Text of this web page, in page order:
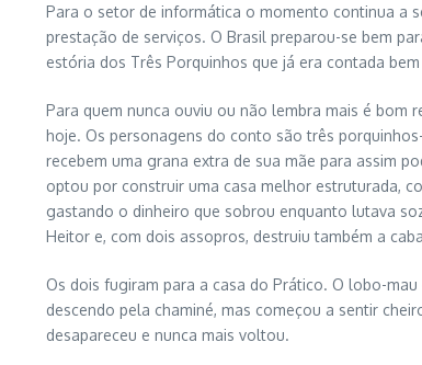
Para o setor de informática o momento continua a
prestação de serviços. O Brasil preparou-se bem
estória dos Três Porquinhos que já era contada bem
Para quem nunca ouviu ou não lembra mais é bom
hoje. Os personagens do conto são três
recebem uma grana extra de sua mãe para assim
optou por construir uma casa melhor estruturada,
gastando o dinheiro que sobrou enquanto lutava
Heitor e, com dois assopros, destruiu também a
Os dois fugiram para a casa do Prático. O lobo-
descendo pela chaminé, mas começou a sentir
desapareceu e nunca mais voltou.